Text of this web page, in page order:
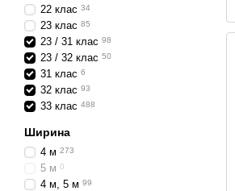
22 клас 34
23 клас 85
23 / 31 клас 98
23 / 32 клас 50
31 клас 6
32 клас 93
33 клас 488
Ширина
4 м 273
5 м 0
4 м, 5 м 99